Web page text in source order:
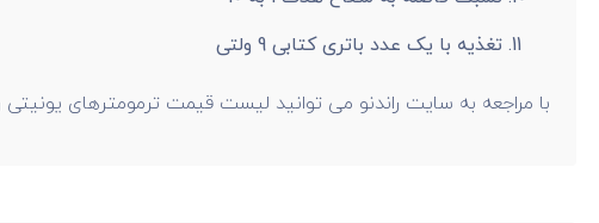
تغذیه با یک عدد باتری کتابی 9 ولتی
با مراجعه به سایت راندنو می توانید لیست قیمت ترمومترهای یونیتی